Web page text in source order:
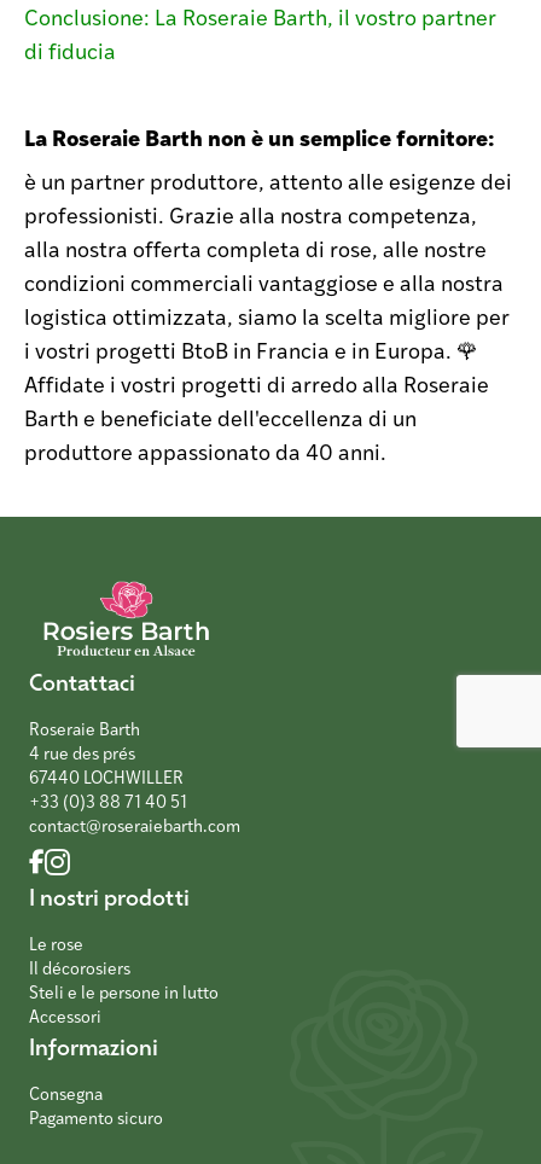
Conclusione: La Roseraie Barth, il vostro partner
di fiducia
La Roseraie Barth non è un semplice fornitore:
è un partner produttore, attento alle esigenze dei
professionisti. Grazie alla nostra competenza,
alla nostra offerta completa di rose, alle nostre
condizioni commerciali vantaggiose e alla nostra
logistica ottimizzata, siamo la scelta migliore per
i vostri progetti BtoB in Francia e in Europa. 🌹
Affidate i vostri progetti di arredo alla Roseraie
Barth e beneficiate dell'eccellenza di un
produttore appassionato da 40 anni.
Contattaci
Roseraie Barth
4 rue des prés
67440 LOCHWILLER
+33 (0)3 88 71 40 51
contact@roseraiebarth.com
I nostri prodotti
Le rose
Il décorosiers
Steli e le persone in lutto
Accessori
Informazioni
Consegna
Pagamento sicuro